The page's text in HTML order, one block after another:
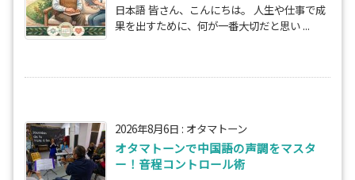
日本語 皆さん、こんにちは。 人生や仕事で成
果を出すために、何が一番大切だと思い ...
2026年8月6日 : オタマトーン
オタマトーンで中国語の声調をマスタ
ー！音程コントロール術